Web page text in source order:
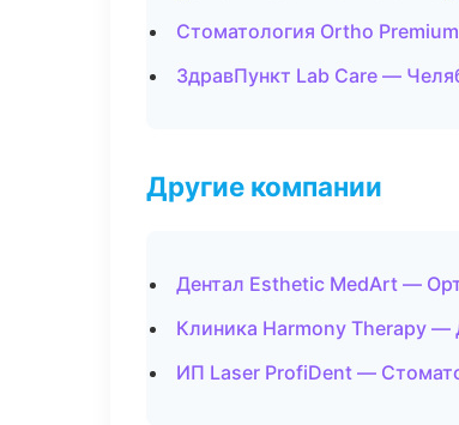
Стоматология Ortho
ЗдравПункт Lab Care —
Другие компании
Дентал Esthetic MedArt —
Клиника Harmony Therapy —
ИП Laser ProfiDent —